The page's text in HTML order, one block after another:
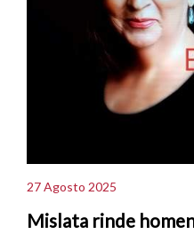
27 Agosto 2025
Mislata rinde